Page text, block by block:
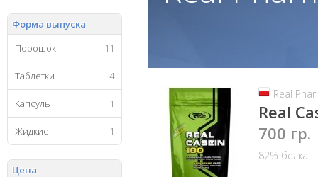
Форма выпуска
Порошок
11
Таблетки 4
Капсулы 1
Жидкие 1
Цена
Real
Real
700 гр.
82% белка